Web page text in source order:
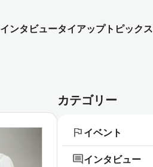
インタビュータイアップトピックス
カテゴリー
flag イベント
commentインタビュー